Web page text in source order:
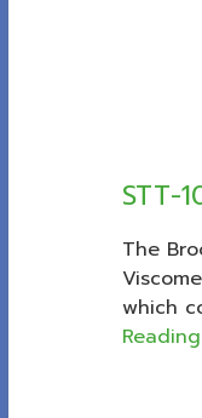
STT-
The
which
Reading